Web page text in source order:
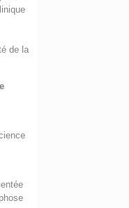
de la